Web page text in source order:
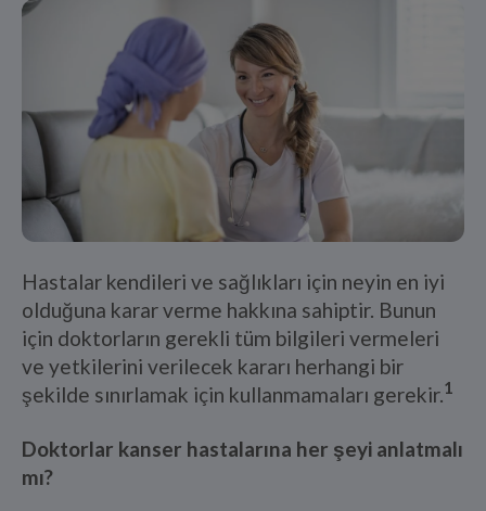
Hastalar kendileri ve sağlıkları için neyin en iyi
olduğuna karar verme hakkına sahiptir. Bunun
için doktorların gerekli tüm bilgileri vermeleri
ve yetkilerini verilecek kararı herhangi bir
şekilde sınırlamak için kullanmamaları gerekir.1
Doktorlar kanser hastalarına her şeyi anlatmalı
mı?